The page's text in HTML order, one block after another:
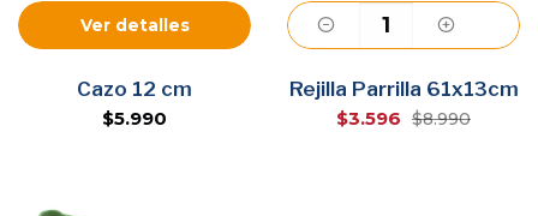
Ver detalles
Cazo 12 cm
$5.990
Agregar
Rejilla Parrilla 61x13cm
$3.596 $8.990